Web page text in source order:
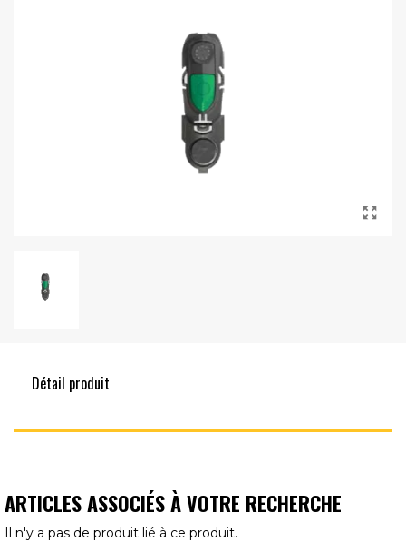
Détail produit
ARTICLES ASSOCIÉS À VOTRE RECHERCHE
Il n'y a pas de produit lié à ce produit.